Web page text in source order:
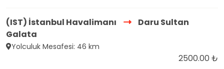
(IST) İstanbul Havalimanı
Daru Sultan
Galata
Yolculuk Mesafesi: 46 km
2500.00 ₺